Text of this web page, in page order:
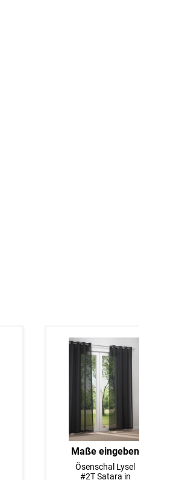
Maße eingeben
Ösenschal Lysel
#2T Satara in